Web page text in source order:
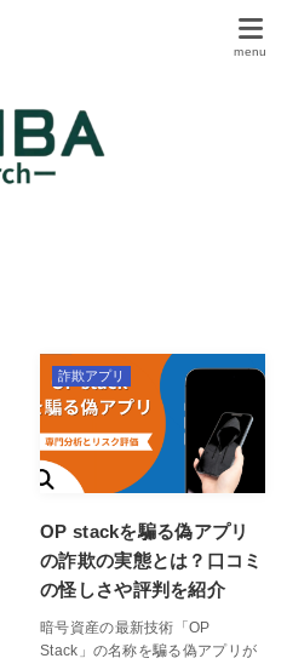
OP stackを騙る偽アプリ
の詐欺の実態とは？口コミ
の怪しさや評判を紹介
暗号資産の最新技術「OP
Stack」の名称を騙る偽アプリが
詐欺アプリ